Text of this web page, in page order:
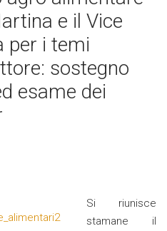
e il Vice
per i temi
sostegno
esame dei
Si riunisce
stamane il